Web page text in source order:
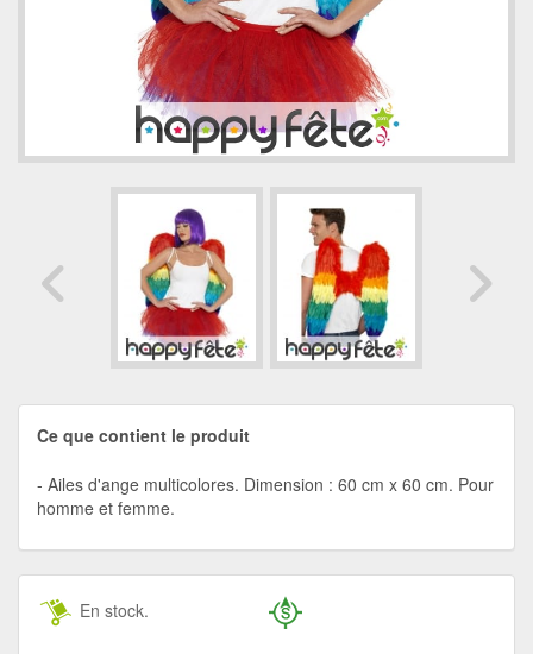
Ce que contient le produit
Ailes d'ange multicolores. Dimension : 60 cm x 60 cm. Pour
homme et femme.
En stock.